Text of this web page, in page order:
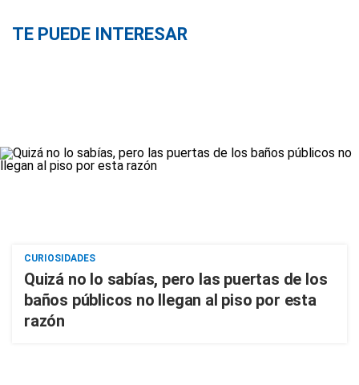
TE PUEDE INTERESAR
CURIOSIDADES
Quizá no lo sabías, pero las puertas de los
baños públicos no llegan al piso por esta
razón